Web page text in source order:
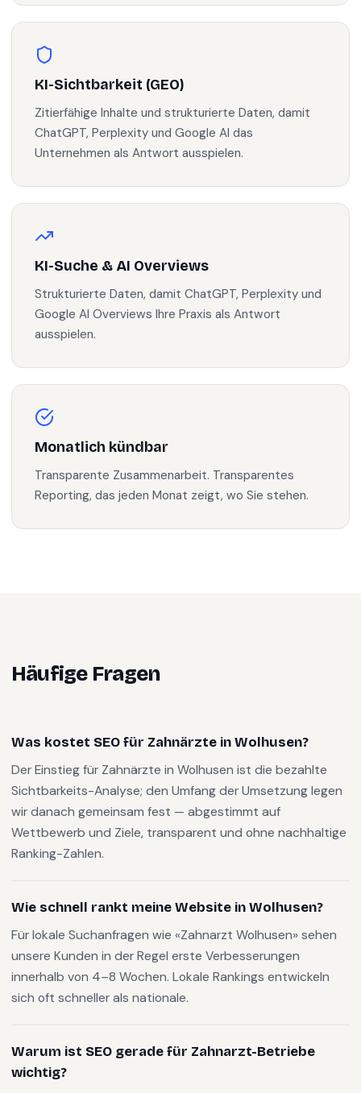
KI-Sichtbarkeit (GEO)
Zitierfähige Inhalte und strukturierte Daten, damit
ChatGPT, Perplexity und Google AI das
Unternehmen als Antwort ausspielen.
KI-Suche & AI Overviews
Strukturierte Daten, damit ChatGPT, Perplexity und
Google AI Overviews Ihre Praxis als Antwort
ausspielen.
Monatlich kündbar
Transparente Zusammenarbeit. Transparentes
Reporting, das jeden Monat zeigt, wo Sie stehen.
Häufige Fragen
Was kostet SEO für Zahnärzte in Wolhusen?
Der Einstieg für Zahnärzte in Wolhusen ist die bezahlte
Sichtbarkeits-Analyse; den Umfang der Umsetzung legen
wir danach gemeinsam fest — abgestimmt auf
Wettbewerb und Ziele, transparent und ohne nachhaltige
Ranking-Zahlen.
Wie schnell rankt meine Website in Wolhusen?
Für lokale Suchanfragen wie «Zahnarzt Wolhusen» sehen
unsere Kunden in der Regel erste Verbesserungen
innerhalb von 4–8 Wochen. Lokale Rankings entwickeln
sich oft schneller als nationale.
Warum ist SEO gerade für Zahnarzt-Betriebe
wichtig?